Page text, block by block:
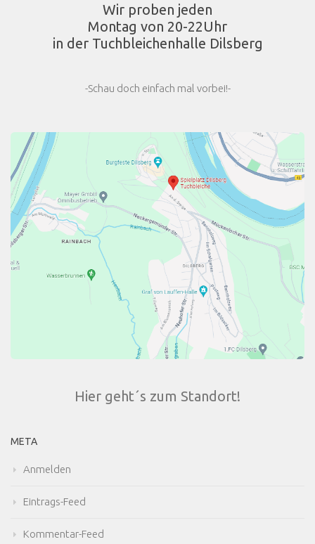
Wir proben jeden
Montag von 20-22Uhr
in der Tuchbleichenhalle Dilsberg
-Schau doch einfach mal vorbei!-
Hier geht´s zum Standort!
META
Anmelden
Eintrags-Feed
Kommentar-Feed